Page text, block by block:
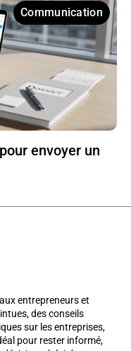
Communication
envoyer un
entrepreneurs et
des conseils
sur les entreprises,
pour rester informé,